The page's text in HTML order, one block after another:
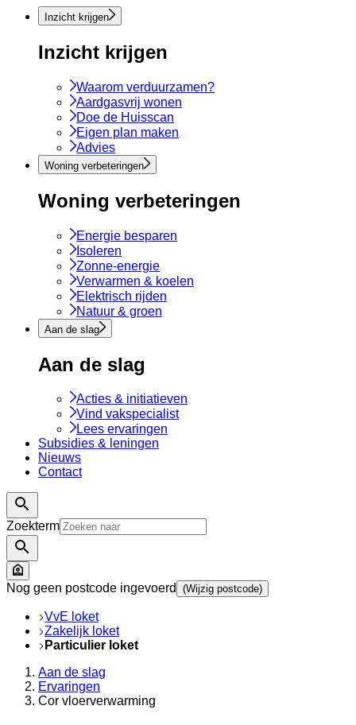
Inzicht krijgen
Inzicht krijgen
Waarom verduurzamen?
Aardgasvrij wonen
Doe de Huisscan
Eigen plan maken
Advies
Woning verbeteringen
Woning verbeteringen
Energie besparen
Isoleren
Zonne-energie
Verwarmen & koelen
Elektrisch rijden
Natuur & groen
Aan de slag
Aan de slag
Acties & initiatieven
Vind vakspecialist
Lees ervaringen
Subsidies & leningen
Nieuws
Contact
Zoekterm
Nog geen postcode ingevoerd (Wijzig postcode)
VvE loket
Zakelijk loket
Particulier loket
Aan de slag
Ervaringen
Cor vloerverwarming